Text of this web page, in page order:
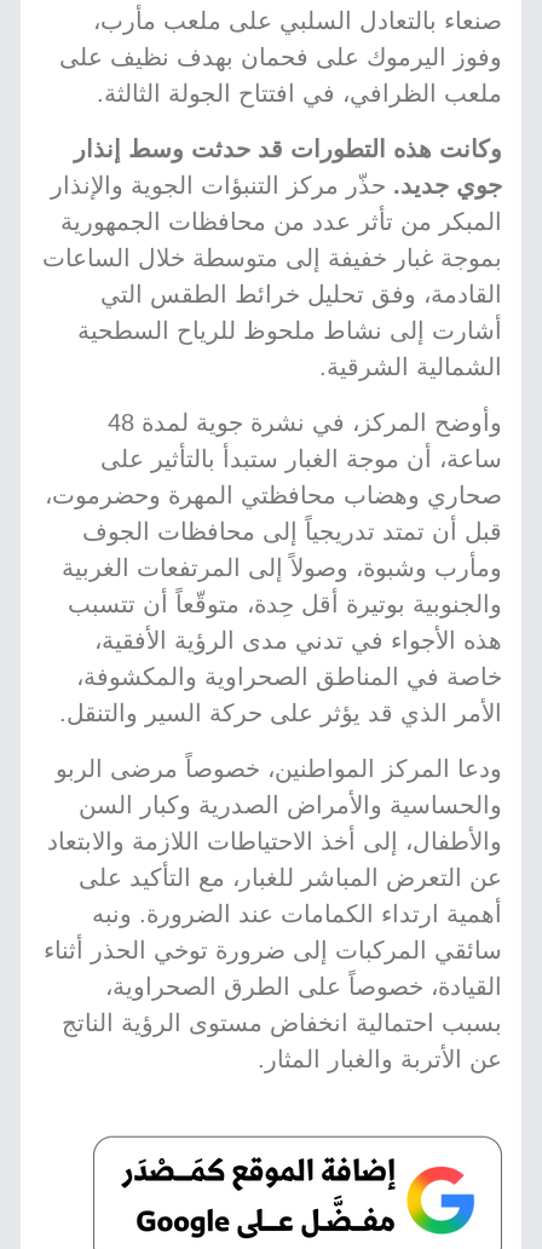
صنعاء بالتعادل السلبي على ملعب مأرب،
وفوز اليرموك على فحمان بهدف نظيف على
ملعب الظرافي، في افتتاح الجولة الثالثة.
وكانت هذه التطورات قد حدثت وسط إنذار
جوي جديد. حذّر مركز التنبؤات الجوية والإنذار
المبكر من تأثر عدد من محافظات الجمهورية
بموجة غبار خفيفة إلى متوسطة خلال الساعات
القادمة، وفق تحليل خرائط الطقس التي
أشارت إلى نشاط ملحوظ للرياح السطحية
الشمالية الشرقية.
وأوضح المركز، في نشرة جوية لمدة 48
ساعة، أن موجة الغبار ستبدأ بالتأثير على
صحاري وهضاب محافظتي المهرة وحضرموت،
قبل أن تمتد تدريجياً إلى محافظات الجوف
ومأرب وشبوة، وصولاً إلى المرتفعات الغربية
والجنوبية بوتيرة أقل حِدة، متوقّعاً أن تتسبب
هذه الأجواء في تدني مدى الرؤية الأفقية،
خاصة في المناطق الصحراوية والمكشوفة،
الأمر الذي قد يؤثر على حركة السير والتنقل.
ودعا المركز المواطنين، خصوصاً مرضى الربو
والحساسية والأمراض الصدرية وكبار السن
والأطفال، إلى أخذ الاحتياطات اللازمة والابتعاد
عن التعرض المباشر للغبار، مع التأكيد على
أهمية ارتداء الكمامات عند الضرورة. ونبه
سائقي المركبات إلى ضرورة توخي الحذر أثناء
القيادة، خصوصاً على الطرق الصحراوية،
بسبب احتمالية انخفاض مستوى الرؤية الناتج
عن الأتربة والغبار المثار.